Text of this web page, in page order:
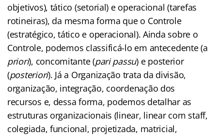
objetivos), tático (setorial) e operacional (tarefas
rotineiras), da mesma forma que o Controle
(estratégico, tático e operacional). Ainda sobre o
Controle, podemos classificá-lo em antecedente (a
priori), concomitante (pari passu) e posterior
(posteriori). Já a Organização trata da divisão,
organização, integração, coordenação dos
recursos e, dessa forma, podemos detalhar as
estruturas organizacionais (linear, linear com staff,
colegiada, funcional, projetizada, matricial,